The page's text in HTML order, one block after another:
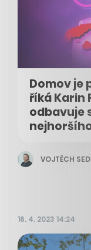
Domov je
říká Karin
odbavuje
VOJTĚCH
16. 4. 2023 14:24